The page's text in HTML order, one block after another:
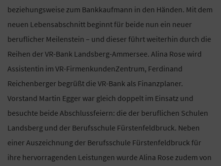
beziehungsweise zum Bankkaufmann in den Händen. Mit dem
neuen Lebensabschnitt beginnt für beide nun ein neuer
beruflicher Meilenstein – und dieser führt weiterhin durch die
Reihen der VR-Bank Landsberg-Ammersee. Alina Rose wird
Assistentin im VR-FirmenkundenZentrum, Ferdinand
Reichenberger begrüßt die VR-Bank als Finanzplaner.
Vorstand Martin Egger war gleich doppelt im Einsatz und
besuchte beide Abschlussfeiern: die der beruflichen Schulen
Landsberg und der Berufsschule Fürstenfeldbruck. Neben
einer Auszeichnung der Berufsschule Fürstenfeldbruck für
ihre hervorragenden Leistungen wurde Alina Rose zudem von